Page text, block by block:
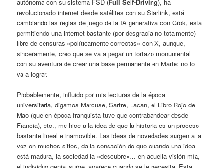
autónoma con su sistema FSD (Full Self-Driving), ha
revolucionado internet desde satélites con su Starlink, está
cambiando las reglas de juego de la IA generativa con Grok, está
permitiendo una internet bastante (por desgracia no totalmente)
libre de censuras «políticamente correctas» con X, aunque,
sinceramente, creo que se va a pegar un tortazo monumental
con su aventura de crear una base permanente en Marte: no lo
va a lograr.
Probablemente, influido por mis lecturas de la época
universitaria, digamos Marcuse, Sartre, Lacan, el Libro Rojo de
Mao (que en época franquista tuve que contrabandear desde
Francia), etc., me hice a la idea de que la historia es un proceso
bastante lineal e inamovible. Las ideas de novedades surgen a la
vez en muchos sitios, da la sensación de que cuando una idea
está madura, la sociedad la «descubre»… en aquella visión mía,